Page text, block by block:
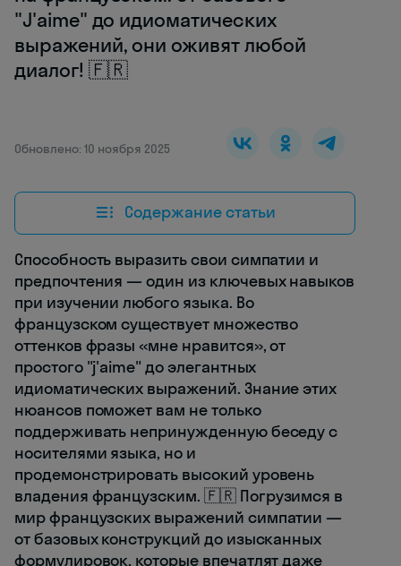
"J'aime" до идиоматических
выражений, они оживят любой
диалог! 🇫🇷
Обновлено: 10 ноября 2025
Содержание статьи
Способность выразить свои симпатии и
предпочтения — один из ключевых навыков
при изучении любого языка. Во
французском существует множество
оттенков фразы «мне нравится», от
простого "j'aime" до элегантных
идиоматических выражений. Знание этих
нюансов поможет вам не только
поддерживать непринужденную беседу с
носителями языка, но и
продемонстрировать высокий уровень
владения французским. 🇫🇷 Погрузимся в
мир французских выражений симпатии —
от базовых конструкций до изысканных
формулировок, которые впечатлят даже